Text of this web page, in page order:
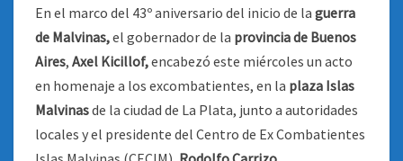
En el marco del 43º aniversario del inicio de la guerra
de Malvinas,el gobernador de la provincia de Buenos
Aires, Axel Kicillof,encabezó este miércoles un acto
en homenaje a los excombatientes, en la plaza Islas
Malvinasde la ciudad de La Plata, junto a autoridades
locales y el presidente del Centro de Ex Combatientes